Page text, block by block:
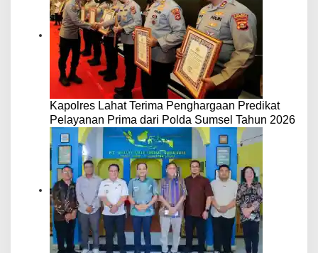
Kapolres Lahat Terima Penghargaan Predikat
Pelayanan Prima dari Polda Sumsel Tahun 2026